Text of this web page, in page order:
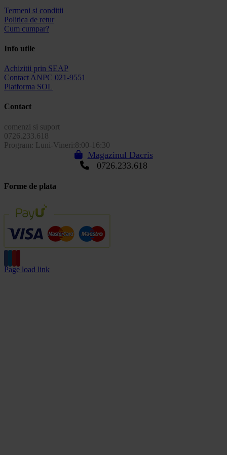
Termeni si conditii
Politica de retur
Cum cumpar?
Info utile
Achizitii prin SEAP
Contact ANPC 021-9551
Platforma SOL
Contact
comenzi si suport
0726.233.618
Program: Luni-Vineri:8:00-16:30
Magazinul Dacris
0726.233.618
Forme de plata
Page load link